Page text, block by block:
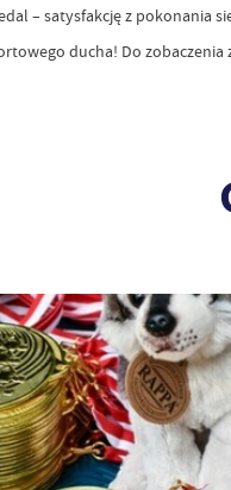
– satysfakcję z pokonania
ducha! Do zobaczenia